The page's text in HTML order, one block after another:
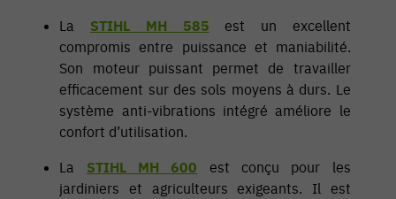
La STIHL MH 585 est un excellent
compromis entre puissance et maniabilité.
Son moteur puissant permet de travailler
efficacement sur des sols moyens à durs. Le
système anti-vibrations intégré améliore le
confort d’utilisation.
La STIHL MH 600 est conçu pour les
jardiniers et agriculteurs exigeants. Il est